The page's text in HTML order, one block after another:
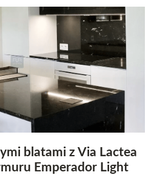
blatami z Via Lactea
Emperador Light